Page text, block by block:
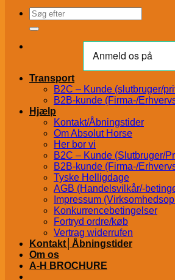
Søg
efter:
Transport
B2C – Kunde (slutbruger/
B2B-kunde (Firma-/
Hjælp
Kontakt/Åbningstider
Om Absolut Horse
Her bor vi
B2C – Kunde (Slutbruger/
B2B-kunde (Firma-/
Tyske Helligdage
AGB (Handelsvilkår/-
Impressum
Konkurrencebetingelser
Fortryd ordre/køb
Vertrag widerrufen
Kontakt│Åbningstider
Om os
A-H BROCHURE